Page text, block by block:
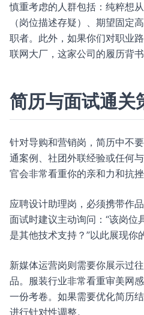
慎重考虑的人群包括：纯粹想
（岗位描述存疑）、期望固定
职者。此外，如果你们对职业
联网大厂，这家公司的履历背书
简历与面试通关
针对导购和营销岗，简历中不
通案例、社团外联经验或任何
官会非常看重你的亲和力和抗挫
应聘设计助理岗，必须携带作
面试时建议主动询问：“该岗位
是其他技术支持？”以此展现你
新媒体运营岗则需要你展示过
品。服装行业非常看重审美网
一份考卷。如果需要优化简历
进行针对性调整。